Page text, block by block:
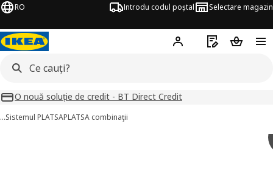
RO Introdu codul poștal Selectare magazin
Hej! Autentifică-te
Listă deCoșul de
O nouă soluție de credit - BT Direct Credit
…Sistemul PLATSAPLATSA combinaţii